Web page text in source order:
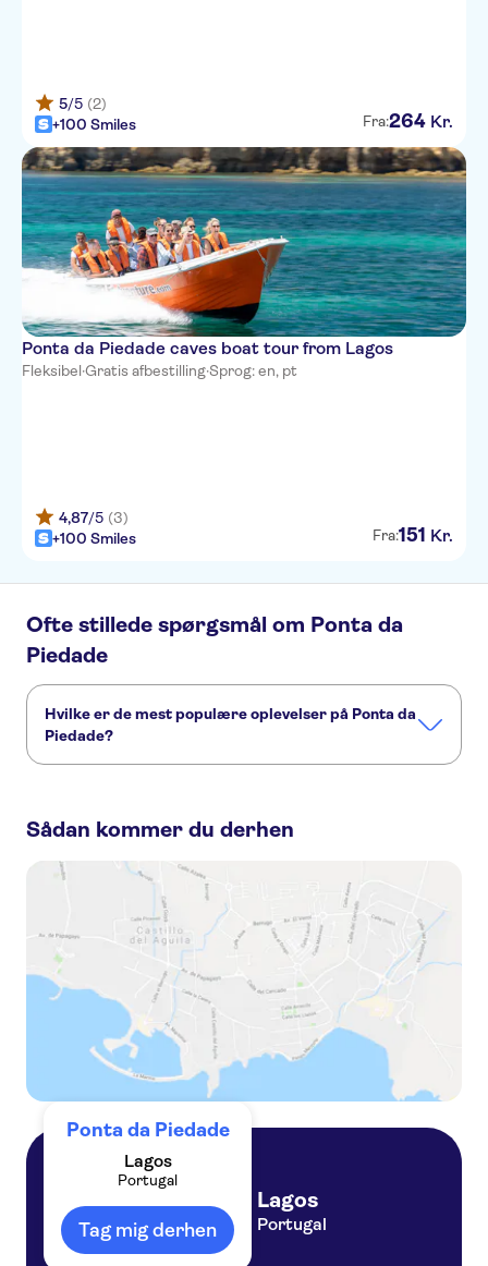
5/5 (2)
+100 Smiles
Fra:264 Kr.
Ponta da Piedade caves boat tour from Lagos
Fleksibel·Gratis afbestilling·Sprog: en, pt
4,87/5 (3)
+100 Smiles
Fra:151 Kr.
Ofte stillede spørgsmål om Ponta da
Piedade
Hvilke er de mest populære oplevelser på Ponta da
Piedade?
Ponta da Piedade sunset cruise from Lagos
Ponta da Piedade boat tour at sunset
Kayak adventure in Ponta da Piedade
Sådan kommer du derhen
Ponta da Piedade
Lagos
Portugal
Tag mig derhen
Lagos
Portugal